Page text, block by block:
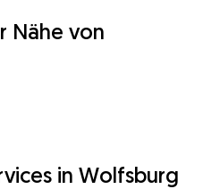
Nähe von
in Wolfsburg